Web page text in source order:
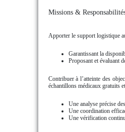
Missions &
Apporter le support logistique
Garantissant la
Proposant et évaluant
Contribuer à l’atteinte des
échantillons médicaux gratuits
Une analyse précise
Une coordination
Une vérification